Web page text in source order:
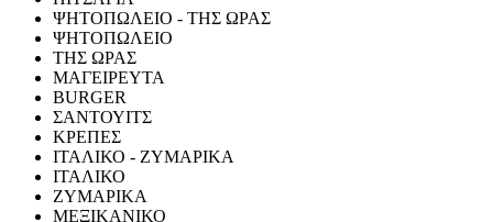
ΨΗΤΟΠΩΛΕΙΟ - ΤΗΣ ΩΡΑΣ
ΨΗΤΟΠΩΛΕΙΟ
ΤΗΣ ΩΡΑΣ
ΜΑΓΕΙΡΕΥΤΑ
BURGER
ΣΑΝΤΟΥΙΤΣ
ΚΡΕΠΕΣ
ΙΤΑΛΙΚΟ - ΖΥΜΑΡΙΚΑ
ΙΤΑΛΙΚΟ
ΖΥΜΑΡΙΚΑ
ΜΕΞΙΚΑΝΙΚΟ